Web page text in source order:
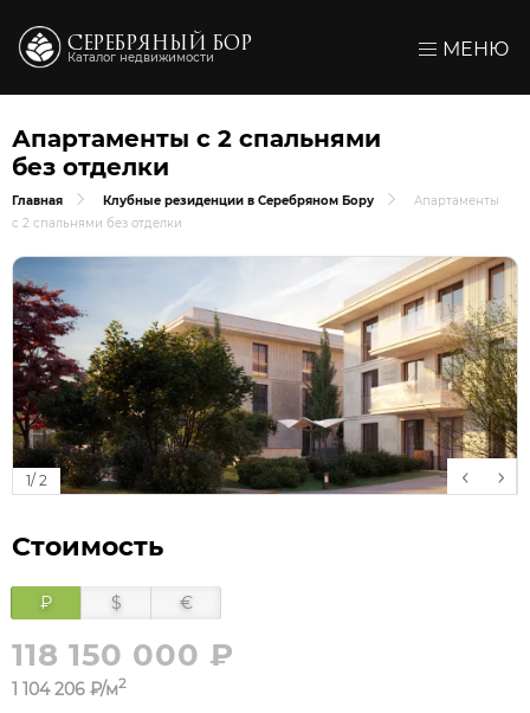
СЕРЕБРЯНЫЙ БОР
Каталог недвижимости МЕНЮ
Апартаменты с 2 спальнями
без отделки
Главная Клубные резиденции в Серебряном Бору
Апартаменты
с 2 спальнями без отделки
1/ 2
Стоимость
₽ $ €
118 150 000 ₽
1 104 206 ₽/м2